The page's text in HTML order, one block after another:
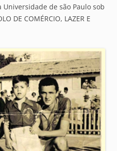
de são Paulo sob
DE COMÉRCIO, LAZER E